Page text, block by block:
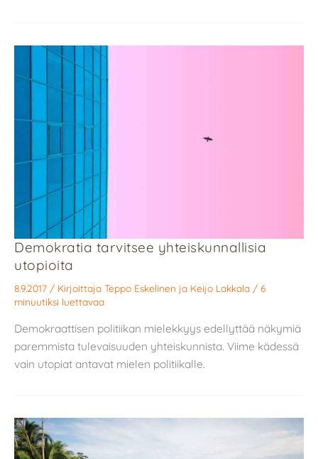
Demokratia tarvitsee yhteiskunnallisia
utopioita
8.9.2017 / Kirjoittaja Teppo Eskelinen ja Keijo Lakkala / 6
minuutiksi luettavaa
Demokraattisen politiikan mielekkyys edellyttää näkymiä
paremmista tulevaisuuden yhteiskunnista. Viime kädessä
vain utopiat antavat mielen politiikalle.